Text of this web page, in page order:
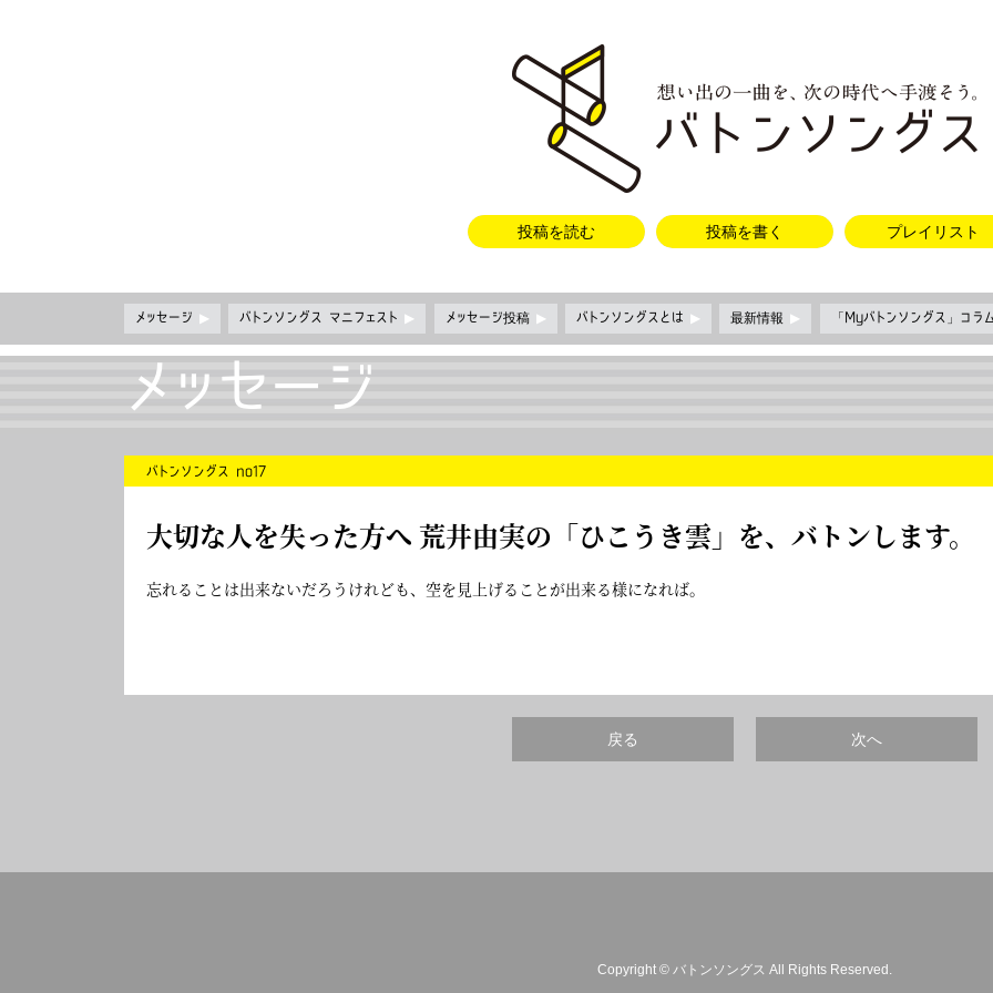
投稿を読む 投稿を書く プレイリスト
メッセージ ▶ バトンソングス マニフェスト▶ メッセージ投稿 ▶ バトンソングスとは ▶ 最新情報▶ 「Myバトンソングス」コラ
メッセージ
バトンソングス no17
大切な人を失った方へ 荒井由実の「ひこうき雲 」を、バトンします。
忘れることは出来ないだろうけれども、空を見上げることが出来る様になれば。
戻る 次へ
Copyright © バトンソングス All Rights Reserved.